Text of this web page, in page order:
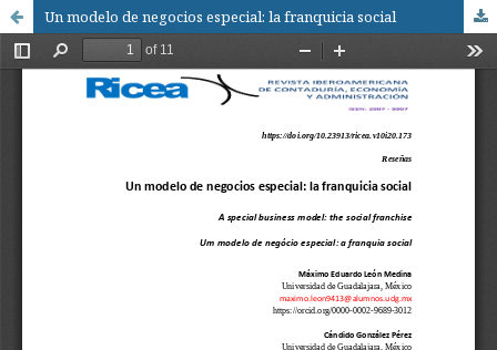
Un modelo de negocios especial: la franquicia social